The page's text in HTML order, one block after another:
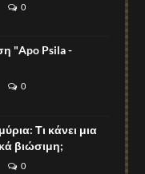
0
"Apo Psila -
0
Τι κάνει μια
βιώσιμη;
0